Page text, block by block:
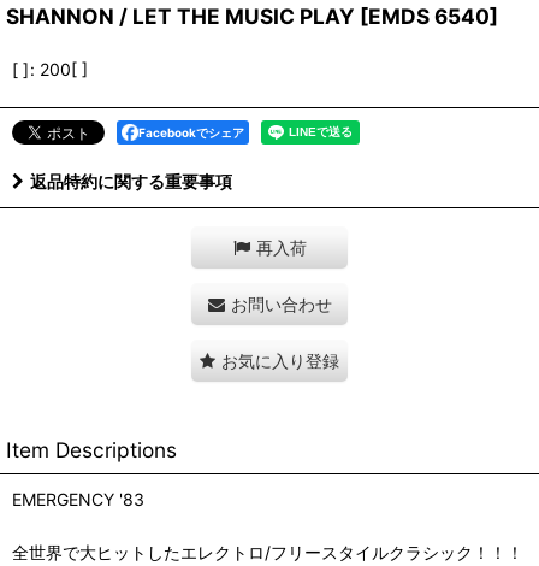
SHANNON / LET THE MUSIC PLAY [EMDS 6540]
[ ]: 200[ ]
Facebookでシェア
返品特約に関する重要事項
再入荷
お問い合わせ
お気に入り登録
Item Descriptions
EMERGENCY '83
全世界で大ヒットしたエレクトロ/フリースタイルクラシック！！！